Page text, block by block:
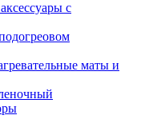
с
маты и